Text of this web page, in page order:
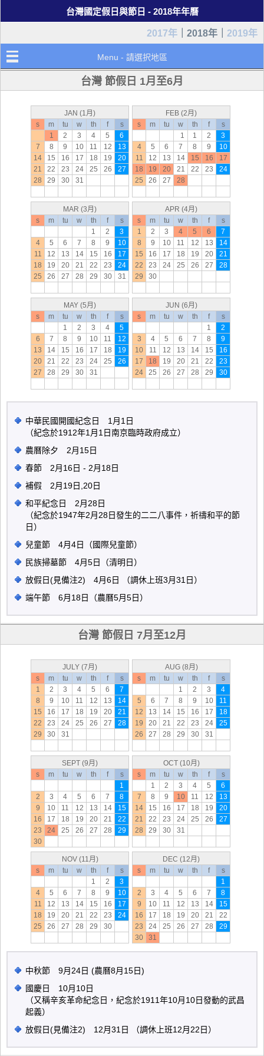
台灣國定假日與節日 - 2018年年曆
2017年 ｜2018年｜ 2019年
Menu - 請選択地區
台灣 節假日 1月至6月
JAN (1月)
s
m tu w th f
s
1
2 3 4 5
6
7
8 9 10 11 12
13
14
15 16 17 18 19
20
21
22 23 24 25 26
27
28
29 30 31
FEB (2月)
s
m tu w th f
s
1
1 2
3
4
5 6 7 8 9
10
11
12 13 14 15 16
17
18
19 20 21 22 23
24
25
26 27 28
MAR (3月)
s
m tu w th f
s
1
2
3
4
5 6 7 8 9
10
11
12 13 14 15 16
17
18
19 20 21 22 23
24
25
26 27 28 29 30 31
APR (4月)
s
m tu w th f
s
1
2 3 4 5 6
7
8
9 10 11 12 13
14
15
16 17 18 19 20
21
22
23 24 25 26 27
28
29
30
MAY (5月)
s
m tu w th f
s
1
2 3 4
5
6
7 8 9 10 11
12
13
14 15 16 17 18
19
20
21 22 23 24 25
26
27
28 29 30 31
JUN (6月)
s
m tu w th f
s
1
2
3
4 5 6 7 8
9
10
11 12 13 14 15
16
17
18 19 20 21 22
23
24
25 26 27 28 29 30
中華民國開國紀念日 1月1日
（紀念於1912年1月1日南京臨時政府成立）
農曆除夕 2月15日
春節 2月16日 - 2月18日
補假 2月19日,20日
和平紀念日 2月28日
（紀念於1947年2月28日發生的二二八事件，祈禱和平的節
日）
兒童節 4月4日（國際兒童節）
民族掃墓節 4月5日（清明日）
放假日(見備注2) 4月6日 （調休上班3月31日）
端午節 6月18日（農曆5月5日）
台灣 節假日 7月至12月
JULY (7月)
s
m tu w th f
s
1
2 3 4 5 6
7
8
9 10 11 12 13
14
15
16 17 18 19 20
21
22
23 24 25 26 27
28
29
30 31
AUG (8月)
s
m tu w th f
s
1
2 3
4
5
6 7 8 9 10
11
12
13 14 15 16 17
18
19
20 21 22 23 24
25
26
27 28 29 30 31
SEPT (9月)
s
m tu w th f
s
1
2
3 4 5 6 7
8
9
10 11 12 13 14
15
16
17 18 19 20 21
22
23
24 25 26 27 28
29
30
OCT (10月)
s
m tu w th f
s
1
2 3 4 5
6
7
8 9 10 11 12
13
14
15 16 17 18 19
20
21
22 23 24 25 26
27
28
29 30 31
NOV (11月)
s
m tu w th f
s
1
2
3
4
5 6 7 8 9
10
11
12 13 14 15 16
17
18
19 20 21 22 23
24
25
26 27 28 29 30
DEC (12月)
s
m tu w th f
s
1
2
3 4 5 6 7
8
9
10 11 12 13 14
15
16
17 18 19 20 21
22
23
24 25 26 27 28
29
30
31
中秋節 9月24日 (農曆8月15日)
國慶日 10月10日
（又稱辛亥革命紀念日，紀念於1911年10月10日發動的武昌
起義）
放假日(見備注2) 12月31日 （調休上班12月22日）